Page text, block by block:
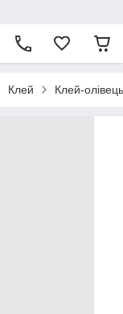
Клей Клей-олівець